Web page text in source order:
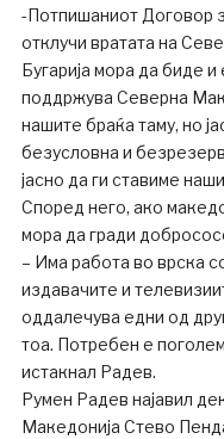
-Потпишаниот Договор
отклучи вратата на
Бугарија мора да биде и
поддржува Северна
нашите браќа таму, но
безусловна и
јасно да ги ставиме
Според него, ако
мора да гради
– Има работа во врска
издавачите и
оддалечува едни од
тоа. Потребен е
истакнал Радев.
Румен Радев најавил
Македонија Стево